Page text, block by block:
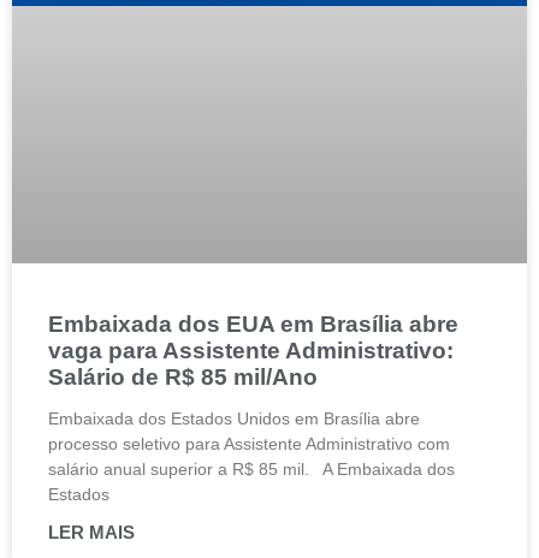
Embaixada dos EUA em Brasília abre
vaga para Assistente Administrativo:
Salário de R$ 85 mil/Ano
Embaixada dos Estados Unidos em Brasília abre
processo seletivo para Assistente Administrativo com
salário anual superior a R$ 85 mil. A Embaixada dos
Estados
LER MAIS